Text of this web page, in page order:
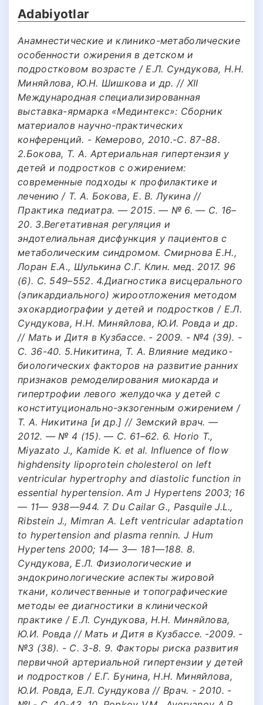
Adabiyotlar
Анамнестические и клинико-метаболические
особенности ожирения в детском и
подростковом возрасте / Е.Л. Сундукова, Н.Н.
Миняйлова, Ю.Н. Шишкова и др. // XII
Международная специализированная
выставка-ярмарка «Мединтекс»: Сборник
материалов научно-практических
конференций. - Кемерово, 2010.-С. 87-88.
2.Бокова, Т. А. Артериальная гипертензия у
детей и подростков с ожирением:
современные подходы к профилактике и
лечению / Т. А. Бокова, Е. В. Лукина //
Практика педиатра. — 2015. — № 6. — С. 16–
20. 3.Вегетативная регуляция и
эндотелиальная дисфункция у пациентов с
метаболическим синдромом. Смирнова Е.Н.,
Лоран Е.А., Шулькина С.Г. Клин. мед. 2017. 96
(6). С. 549–552. 4.Диагностика висцерального
(эпикардиального) жироотложения методом
эхокардиографии у детей и подростков / Е.Л.
Сундукова, Н.Н. Миняйлова, Ю.И. Ровда и др.
// Мать и Дитя в Кузбассе. - 2009. - №4 (39). -
С. 36-40. 5.Никитина, Т. А. Влияние медико-
биологических факторов на развитие ранних
признаков ремоделирования миокарда и
гипертрофии левого желудочка у детей с
конституционально-экзогенным ожирением /
Т. А. Никитина [и др.] // Земский врач. —
2012. — № 4 (15). — С. 61–62. 6. Horio T.,
Miyazato J., Kamide K. et al. Influence of flow
highdensity lipoprotein cholesterol on left
ventricular hypertrophy and diastolic function in
essential hypertension. Am J Hypertens 2003; 16
— 11— 938—944. 7. Du Cailar G., Pasquile J.L.,
Ribstein J., Mimran A. Left ventricular adaptation
to hypertension and plasma rennin. J Hum
Hypertens 2000; 14— 3— 181—188. 8.
Сундукова, Е.Л. Физиологические и
эндокринологические аспекты жировой
ткани, количественные и топографические
методы ее диагностики в клинической
практике / Е.Л. Сундукова, Н.Н. Миняйлова,
Ю.И. Ровда // Мать и Дитя в Кузбассе. -2009. -
№3 (38). - С. 3-8. 9. Факторы риска развития
первичной артериальной гипертензии у детей
и подростков / Е.Г. Бунина, Н.Н. Миняйлова,
Ю.И. Ровда, Е.Л. Сундукова // Врач. - 2010. -